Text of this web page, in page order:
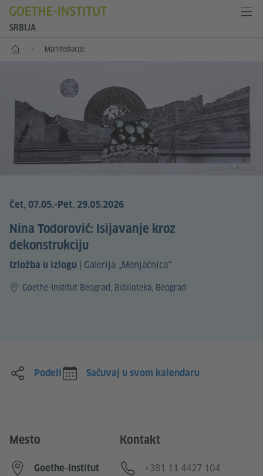
SRBIJA
Početak Manifestacije
Čet, 07.05.-Pet, 29.05.2026
Nina Todorović: Isijavanje kroz
dekonstrukciju
Izložba u izlogu | Galerija „Menjačnica“
Goethe-Institut Beograd, Biblioteka, Beograd
© Nina Todorović
Podeli Sačuvaj u svom kalendaru
Mesto
Goethe-Institut
Kontakt
Telefon
+381 11 4427 104